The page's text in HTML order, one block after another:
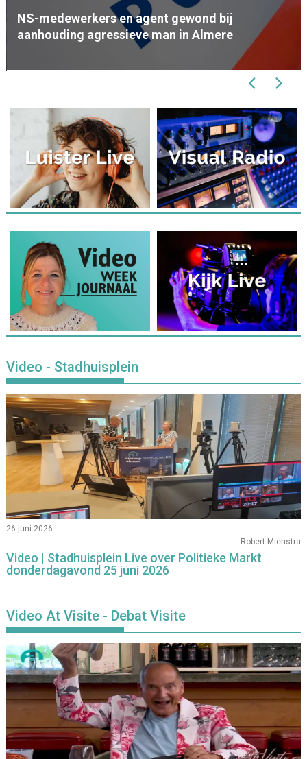
7 augustus 2026
Almeers dictee 14 september in
Video - Stadhuisplein
26 juni 2026
Robert Mienstra
Video | Stadhuisplein Live over Politieke Markt
donderdagavond 25 juni 2026
Video At Visite - Debat Visite